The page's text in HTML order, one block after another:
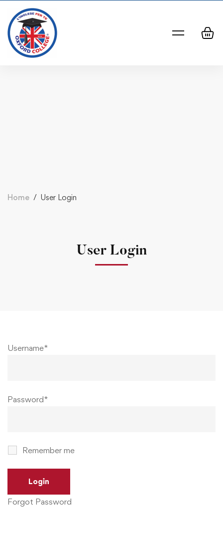
Home User Login
User Login
Username*
Password*
Remember me
Forgot Password